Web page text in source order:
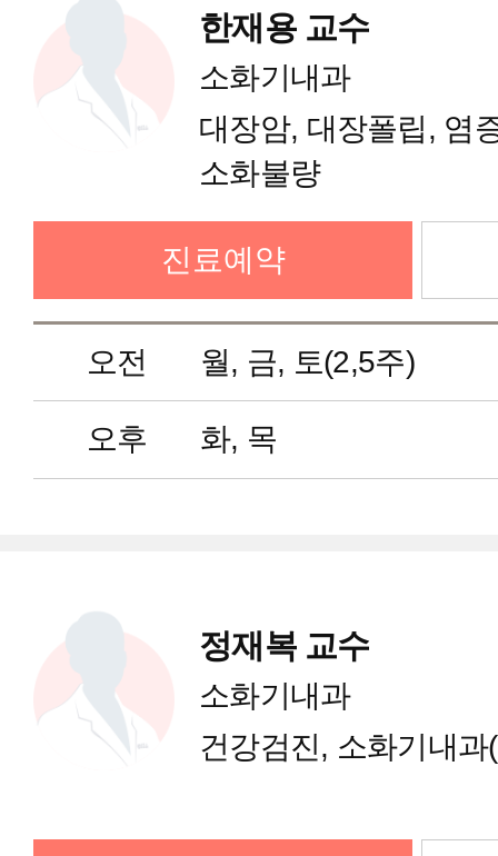
혈액종양내과
한방내과
외과(갑상선암센터)
외과(유방암센터)
외과(대장항문)
소아청소년과
한재용 교수
소화기내과
대장암, 대장폴립, 염
소화불량
진료예약
오전 월, 금, 토(2,5주)
오후 화, 목
정재복 교수
소화기내과
건강검진, 소화기내